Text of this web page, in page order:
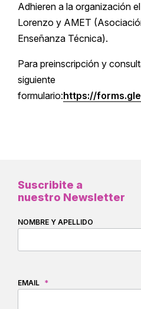
Adhieren a la organización
Lorenzo y AMET
Enseñanza Técnica).
Para preinscripción y
siguiente
formulario:https://
Suscribite a
nuestro Newsletter
NOMBRE Y APELLIDO
EMAIL *